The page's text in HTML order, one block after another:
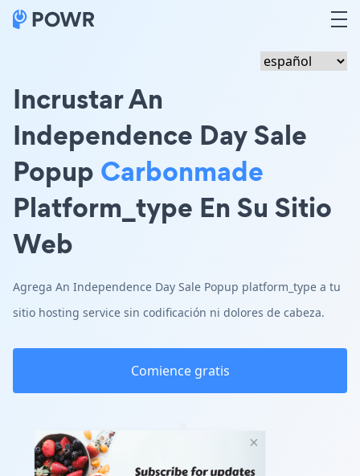
Incrustar An
Independence Day Sale
Popup Carbonmade
Platform_type En Su Sitio
Web
Agrega An Independence Day Sale Popup platform_type a tu
sitio hosting service sin codificación ni dolores de cabeza.
Comience gratis